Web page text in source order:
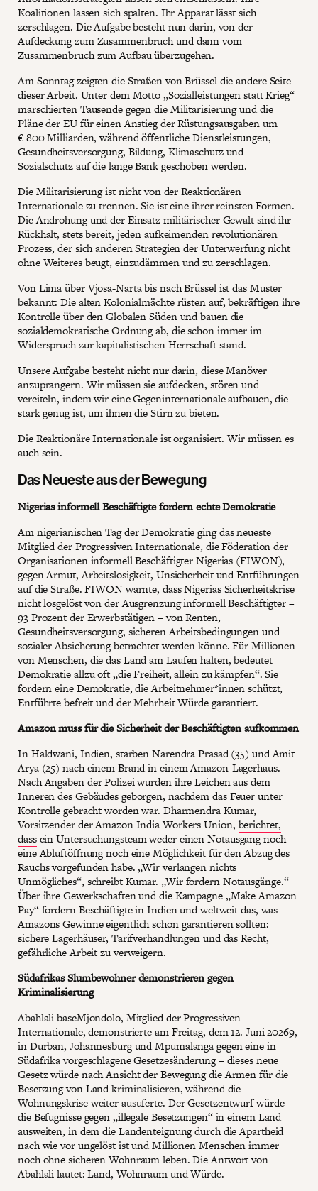
Koalitionen lassen sich spalten. Ihr Apparat lässt sich
zerschlagen. Die Aufgabe besteht nun darin, von der
Aufdeckung zum Zusammenbruch und dann vom
Zusammenbruch zum Aufbau überzugehen.
Am Sonntag zeigten die Straßen von Brüssel die andere Seite
dieser Arbeit. Unter dem Motto „Sozialleistungen statt Krieg“
marschierten Tausende gegen die Militarisierung und die
Pläne der EU für einen Anstieg der Rüstungsausgaben um
€ 800 Milliarden, während öffentliche Dienstleistungen,
Gesundheitsversorgung, Bildung, Klimaschutz und
Sozialschutz auf die lange Bank geschoben werden.
Die Militarisierung ist nicht von der Reaktionären
Internationale zu trennen. Sie ist eine ihrer reinsten Formen.
Die Androhung und der Einsatz militärischer Gewalt sind ihr
Rückhalt, stets bereit, jeden aufkeimenden revolutionären
Prozess, der sich anderen Strategien der Unterwerfung nicht
ohne Weiteres beugt, einzudämmen und zu zerschlagen.
Von Lima über Vjosa-Narta bis nach Brüssel ist das Muster
bekannt: Die alten Kolonialmächte rüsten auf, bekräftigen ihre
Kontrolle über den Globalen Süden und bauen die
sozialdemokratische Ordnung ab, die schon immer im
Widerspruch zur kapitalistischen Herrschaft stand.
Unsere Aufgabe besteht nicht nur darin, diese Manöver
anzuprangern. Wir müssen sie aufdecken, stören und
vereiteln, indem wir eine Gegeninternationale aufbauen, die
stark genug ist, um ihnen die Stirn zu bieten.
Die Reaktionäre Internationale ist organisiert. Wir müssen es
auch sein.
Das Neueste aus der Bewegung
Nigerias informell Beschäftigte fordern echte Demokratie
Am nigerianischen Tag der Demokratie ging das neueste
Mitglied der Progressiven Internationale, die Föderation der
Organisationen informell Beschäftigter Nigerias (FIWON),
gegen Armut, Arbeitslosigkeit, Unsicherheit und Entführungen
auf die Straße. FIWON warnte, dass Nigerias Sicherheitskrise
nicht losgelöst von der Ausgrenzung informell Beschäftigter –
93 Prozent der Erwerbstätigen – von Renten,
Gesundheitsversorgung, sicheren Arbeitsbedingungen und
sozialer Absicherung betrachtet werden könne. Für Millionen
von Menschen, die das Land am Laufen halten, bedeutet
Demokratie allzu oft „die Freiheit, allein zu kämpfen“. Sie
fordern eine Demokratie, die Arbeitnehmer*innen schützt,
Entführte befreit und der Mehrheit Würde garantiert.
Amazon muss für die Sicherheit der Beschäftigten aufkommen
In Haldwani, Indien, starben Narendra Prasad (35) und Amit
Arya (25) nach einem Brand in einem Amazon-Lagerhaus.
Nach Angaben der Polizei wurden ihre Leichen aus dem
Inneren des Gebäudes geborgen, nachdem das Feuer unter
Kontrolle gebracht worden war. Dharmendra Kumar,
Vorsitzender der Amazon India Workers Union, berichtet,
dassein Untersuchungsteam weder einen Notausgang noch
eine Abluftöffnung noch eine Möglichkeit für den Abzug des
Rauchs vorgefunden habe. „Wir verlangen nichts
Unmögliches“, schreibtKumar. „Wir fordern Notausgänge.“
Über ihre Gewerkschaften und die Kampagne „Make Amazon
Pay“ fordern Beschäftigte in Indien und weltweit das, was
Amazons Gewinne eigentlich schon garantieren sollten:
sichere Lagerhäuser, Tarifverhandlungen und das Recht,
gefährliche Arbeit zu verweigern.
Südafrikas Slumbewohner demonstrieren gegen
Kriminalisierung
Abahlali baseMjondolo, Mitglied der Progressiven
Internationale, demonstrierte am Freitag, dem 12. Juni 20269,
in Durban, Johannesburg und Mpumalanga gegen eine in
Südafrika vorgeschlagene Gesetzesänderung – dieses neue
Gesetz würde nach Ansicht der Bewegung die Armen für die
Besetzung von Land kriminalisieren, während die
Wohnungskrise weiter ausuferte. Der Gesetzentwurf würde
die Befugnisse gegen „illegale Besetzungen“ in einem Land
ausweiten, in dem die Landenteignung durch die Apartheid
nach wie vor ungelöst ist und Millionen Menschen immer
noch ohne sicheren Wohnraum leben. Die Antwort von
Abahlali lautet: Land, Wohnraum und Würde.